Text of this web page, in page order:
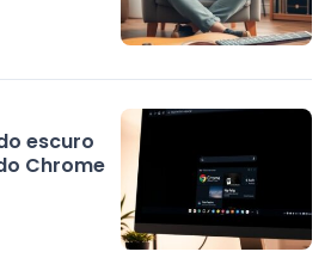
escuro
Chrome